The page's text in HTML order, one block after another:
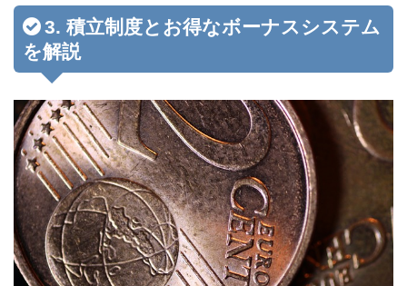
3. 積立制度とお得なボーナスシステム
を解説